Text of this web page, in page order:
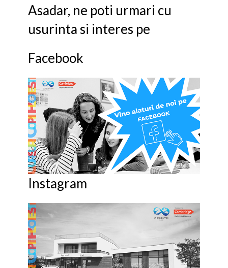
Asadar, ne poti urmari cu
usurinta si interes pe
Facebook
Instagram